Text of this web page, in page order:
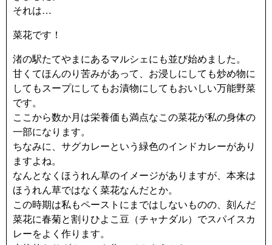
それは…
菜花です！
渚の駅たてやまにあるマルシェにも並び始めました。
甘くてほんのり苦みがあって、お浸しにしても炒め物に
してもスープにしてもお漬物にしてもおいしい万能野菜
です。
ここから数か月は栄養価も満点なこの菜花が私の身体の
一部になります。
ちなみに、サグカレーという緑色のインドカレーがあり
ますよね。
なんとなくほうれん草のイメージがありますが、本来は
ほうれん草ではなく菜花なんだとか。
この時期は私もペーストにまではしないものの、刻んだ
菜花に春菊と割りひよこ豆（チャナダル）でスパイスカ
レーをよく作ります。